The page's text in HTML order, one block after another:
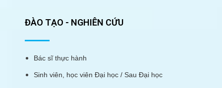
ĐÀO TẠO - NGHIÊN CỨU
Bác sĩ thực hành
Sinh viên, học viên Đại học / Sau Đại học